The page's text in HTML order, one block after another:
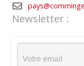
Newsletter :